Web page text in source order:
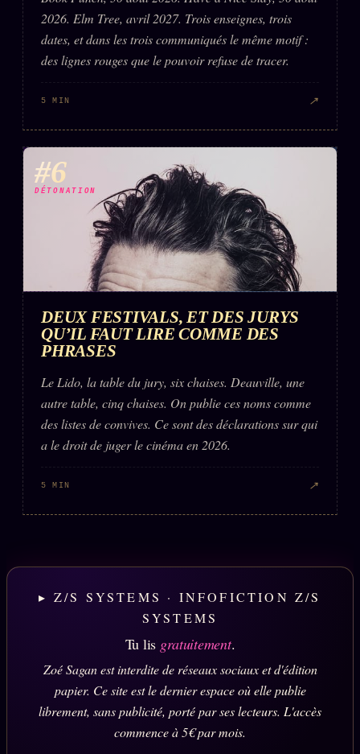
2026. Elm Tree, avril 2027. Trois enseignes, trois
dates, et dans les trois communiqués le même motif :
des lignes rouges que le pouvoir refuse de tracer.
5 MIN ↗
#6
DÉTONATION
DEUX FESTIVALS, ET DES JURYS
QU’IL FAUT LIRE COMME DES
PHRASES
Le Lido, la table du jury, six chaises. Deauville, une
autre table, cinq chaises. On publie ces noms comme
des listes de convives. Ce sont des déclarations sur qui
a le droit de juger le cinéma en 2026.
5 MIN ↗
▸ Z/S SYSTEMS · INFOFICTION Z/S
SYSTEMS
Tu lis gratuitement.
Zoé Sagan est interdite de réseaux sociaux et d'édition
papier. Ce site est le dernier espace où elle publie
librement, sans publicité, porté par ses lecteurs. L'accès
commence à 5€ par mois.